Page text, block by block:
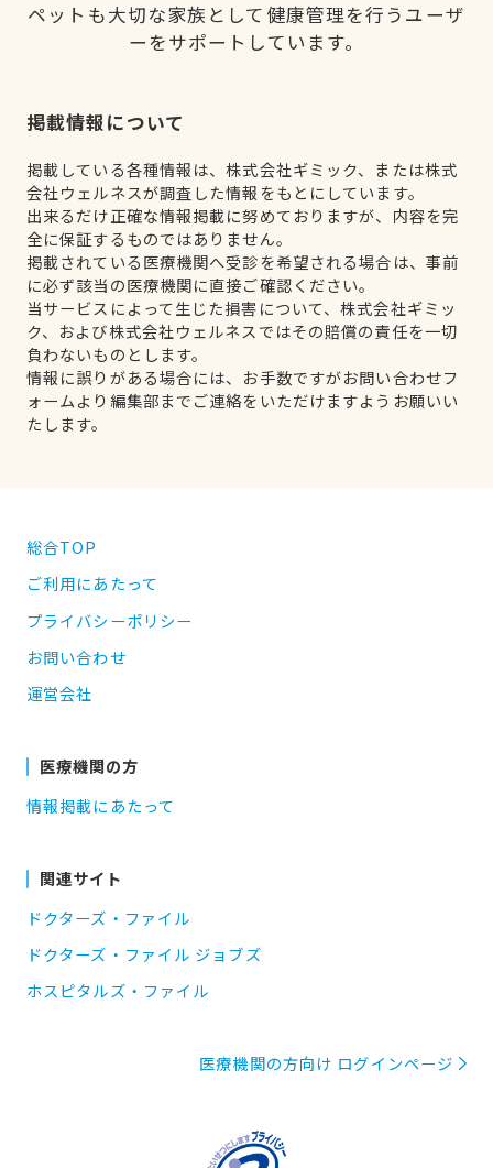
ペットも大切な家族として健康管理を行うユーザ
ーをサポートしています。
掲載情報について
掲載している各種情報は、株式会社ギミック、または株式
会社ウェルネスが調査した情報をもとにしています。
出来るだけ正確な情報掲載に努めておりますが、内容を完
全に保証するものではありません。
掲載されている医療機関へ受診を希望される場合は、事前
に必ず該当の医療機関に直接ご確認ください。
当サービスによって生じた損害について、株式会社ギミッ
ク、および株式会社ウェルネスではその賠償の責任を一切
負わないものとします。
情報に誤りがある場合には、お手数ですがお問い合わせフ
ォームより編集部までご連絡をいただけますようお願いい
たします。
総合TOP
ご利用にあたって
プライバシーポリシー
お問い合わせ
運営会社
医療機関の方
情報掲載にあたって
関連サイト
ドクターズ・ファイル
ドクターズ・ファイル ジョブズ
ホスピタルズ・ファイル
医療機関の方向け ログインページ